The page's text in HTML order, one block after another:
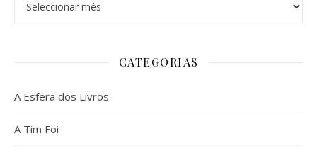
CATEGORIAS
A Esfera dos Livros
A Tim Foi